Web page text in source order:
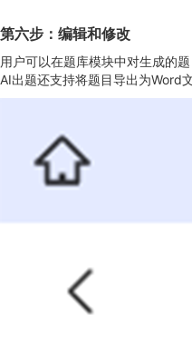
第六步：编辑和修改
用户可以在题库模块中对生成的
AI出题还支持将题目导出为Word